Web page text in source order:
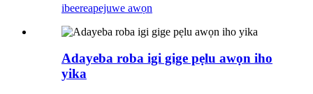
ibeereapejuwe awọn
Adayeba roba igi gige pẹlu awọn iho
yika